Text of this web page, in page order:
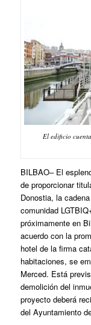
El edificio
BILBAO– El
de proporcionar
Donostia, la
comunidad
próximamente en
acuerdo con la
hotel de la firma
habitaciones, se
Merced. Está
demolición del
proyecto deberá
del Ayuntamiento